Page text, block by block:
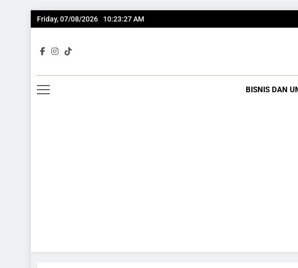
Friday, 07/08/2026 10:23:28 AM
BISNIS DAN